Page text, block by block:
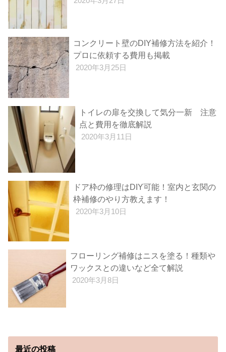
コンクリート壁のDIY補修方法を紹介！
プロに依頼する費用も掲載
2020年3月25日
トイレの扉を交換して気分一新 注意
点と費用を徹底解説
2020年3月11日
ドア枠の修理はDIY可能！室内と玄関の
枠補修のやり方教えます！
2020年3月10日
フローリング補修はニスを塗る！種類や
ワックスとの違いなど全て解説
2020年3月8日
最近の投稿